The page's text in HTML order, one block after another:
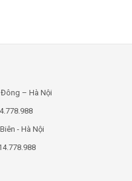
– Hà Nội
- Hà Nội